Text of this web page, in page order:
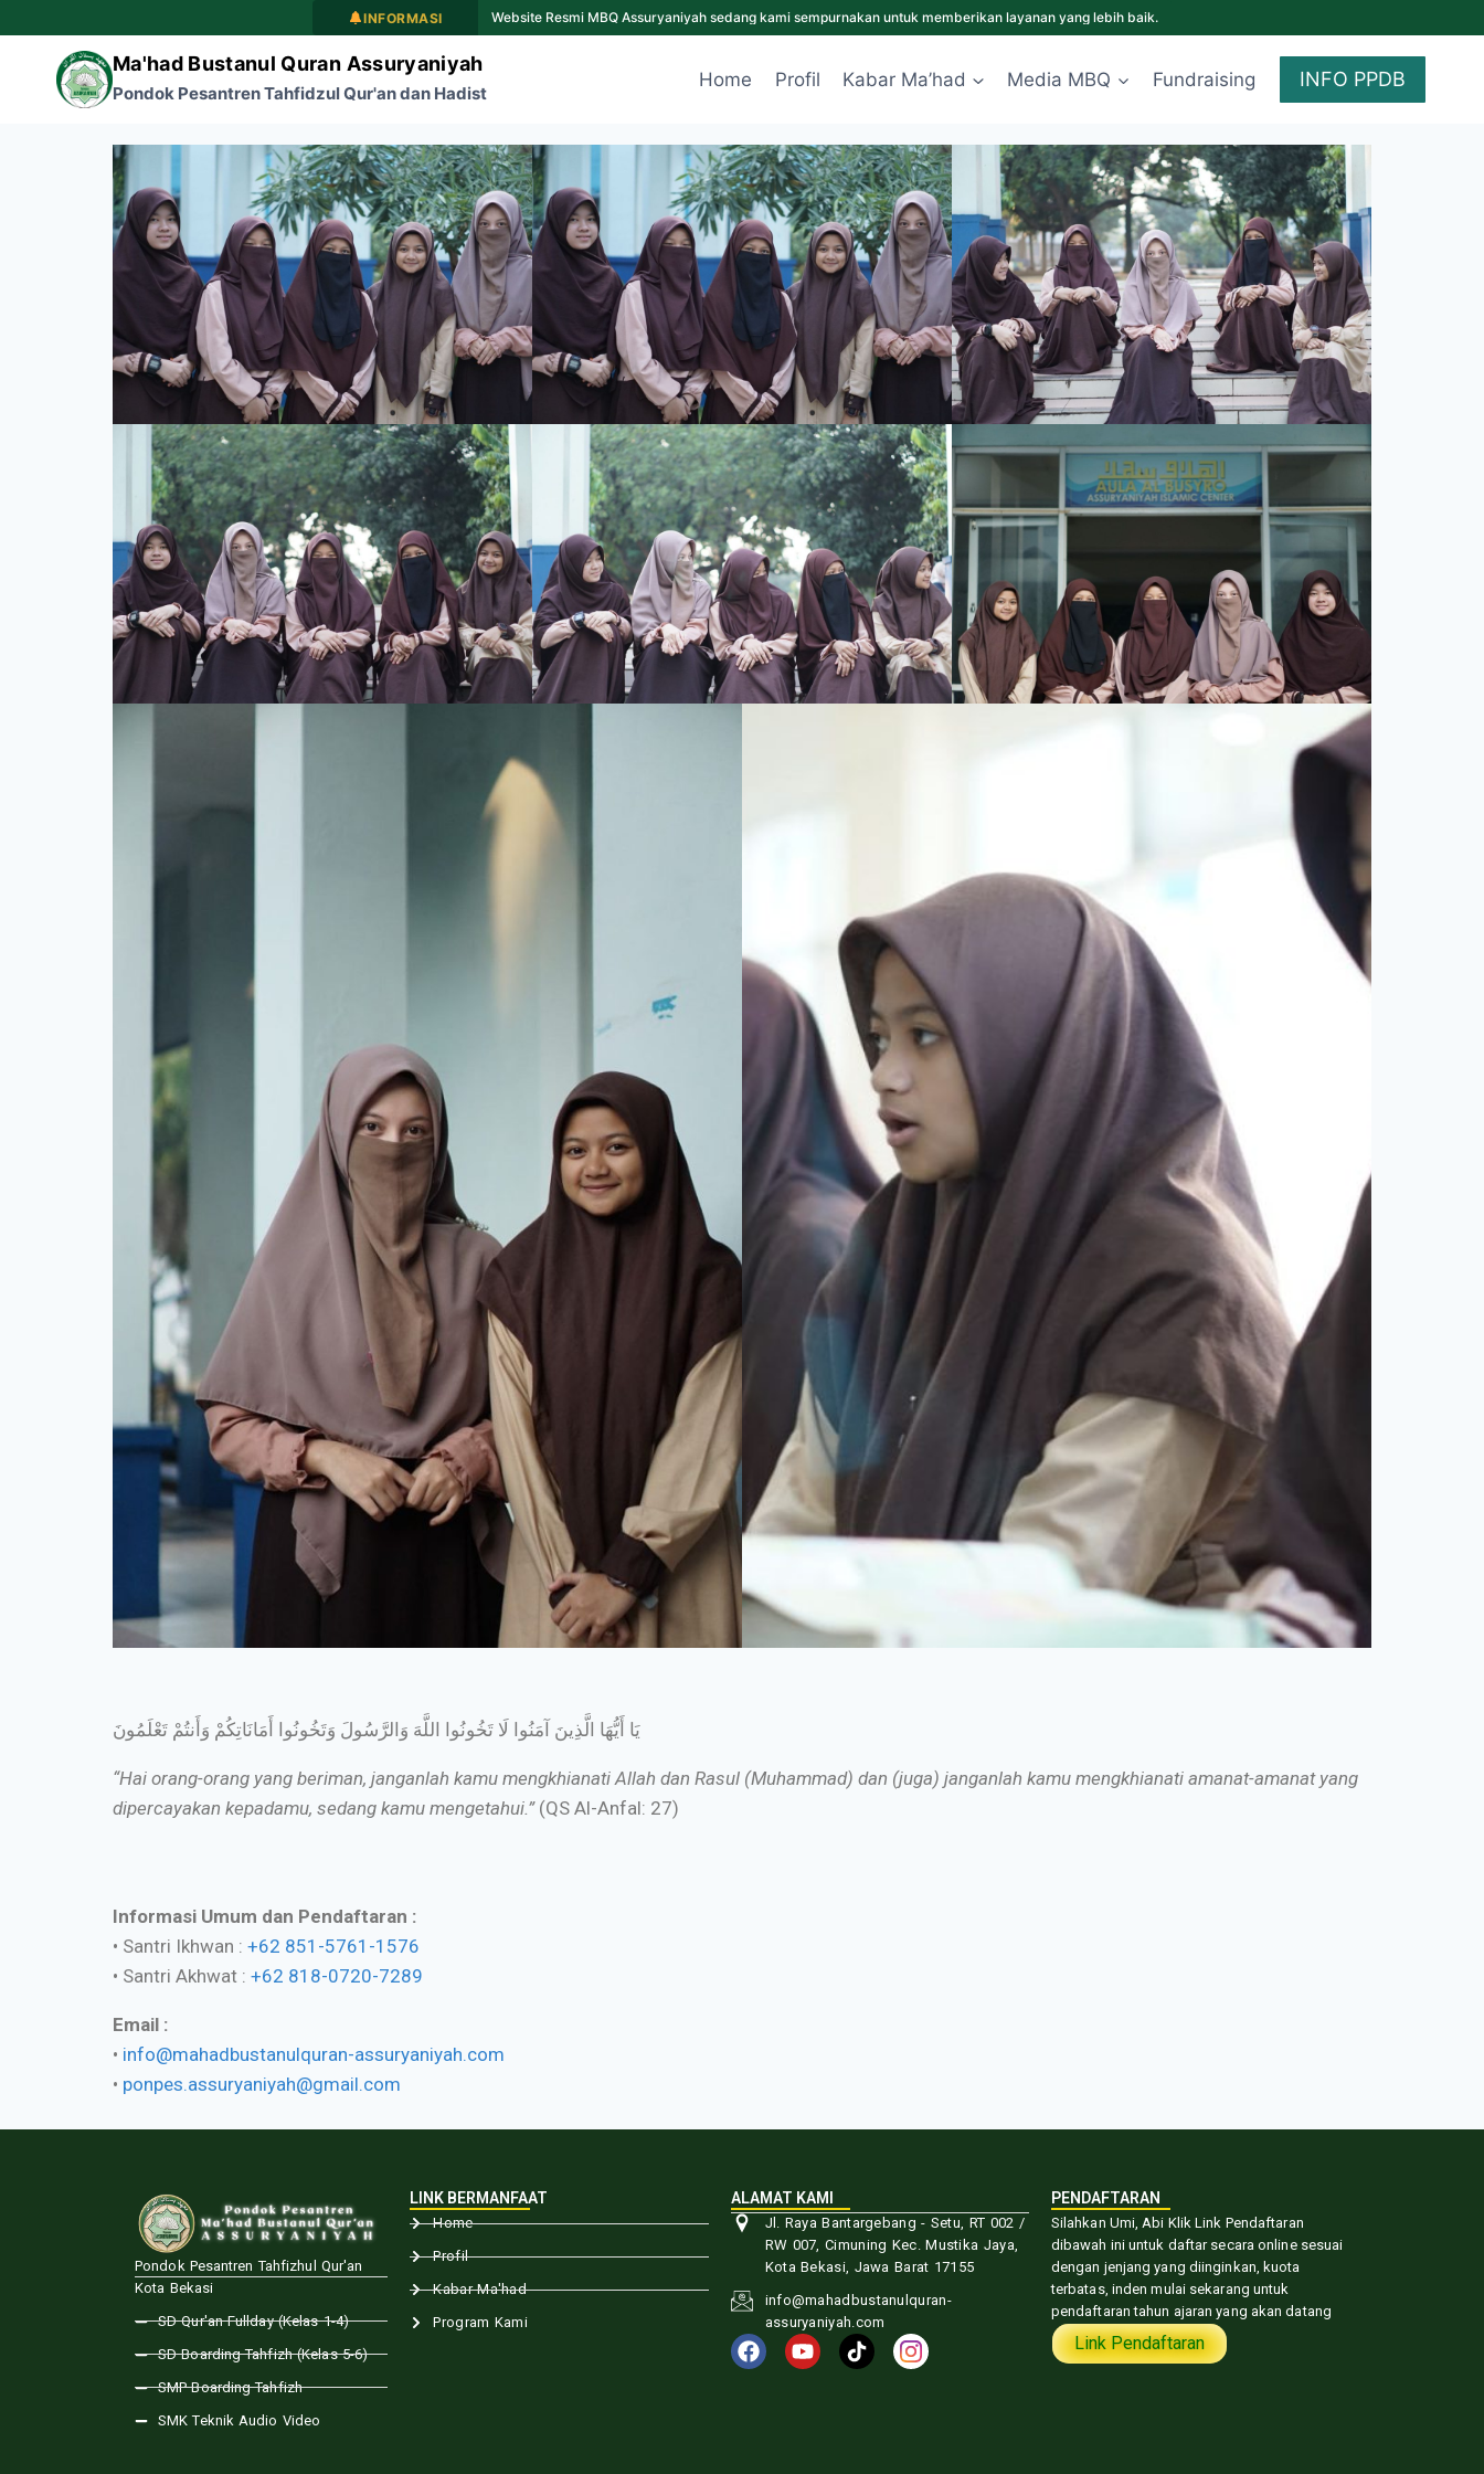
INFORMASI PPDB Tahun Ajaran 2027/2028 telah dibuka. Segera daftarkan putra-putri Anda.
Ma'had Bustanul Quran Assuryaniyah
Pondok Pesantren Tahfidzul Qur'an dan Hadist
Home Profil Kabar Ma’had Media MBQ Fundraising INFO PPDB
يَا أَيُّهَا الَّذِينَ آمَنُوا لَا تَخُونُوا اللَّهَ وَالرَّسُولَ وَتَخُونُوا أَمَانَاتِكُمْ وَأَنتُمْ تَعْلَمُونَ
“Hai orang-orang yang beriman, janganlah kamu mengkhianati Allah dan Rasul (Muhammad) dan (juga) janganlah kamu mengkhianati amanat-amanat yang
dipercayakan kepadamu, sedang kamu mengetahui.” (QS Al-Anfal: 27)
Informasi Umum dan Pendaftaran :
• Santri Ikhwan : +62 851-5761-1576
• Santri Akhwat : +62 818-0720-7289
Email :
• info@mahadbustanulquran-assuryaniyah.com
• ponpes.assuryaniyah@gmail.com
Pondok Pesantren Tahfizhul Qur'an
Kota Bekasi
SD Qur'an Fullday (Kelas 1-4)
SD Boarding Tahfizh (Kelas 5-6)
SMP Boarding Tahfizh
SMK Teknik Audio Video
LINK BERMANFAAT
Home
Profil
Kabar Ma'had
Program Kami
ALAMAT KAMI
Jl. Raya Bantargebang - Setu, RT 002 /
RW 007, Cimuning Kec. Mustika Jaya,
Kota Bekasi, Jawa Barat 17155
info@mahadbustanulquran-
assuryaniyah.com
PENDAFTARAN
Silahkan Umi, Abi Klik Link Pendaftaran
dibawah ini untuk daftar secara online sesuai
dengan jenjang yang diinginkan, kuota
terbatas, inden mulai sekarang untuk
pendaftaran tahun ajaran yang akan datang
Link Pendaftaran